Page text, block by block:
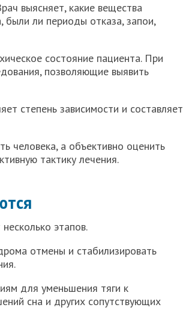
выясняет, какие вещества
были ли периоды отказа, запои,
состояние пациента. При
позволяющие выявить
степень зависимости и составляет
человека, а объективно оценить
тактику лечения.
этапов.
отмены и стабилизировать
для уменьшения тяги к
сна и других сопутствующих